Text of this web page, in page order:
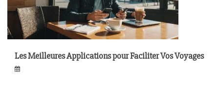
Les Meilleures Applications pour Faciliter Vos Voyages